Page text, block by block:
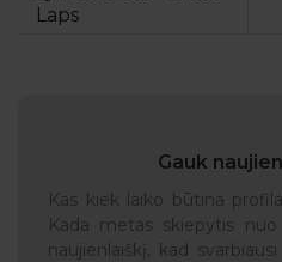
Laps
Gauk
Kas kiek laiko būtina
Kada metas skiepytis
naujienlaiškį, kad